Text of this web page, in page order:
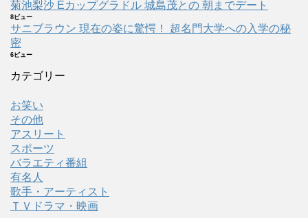
菊池梨沙 Eカップグラドル 城島茂との 朝までデート
8ビュー
サニブラウン 現在の姿に驚愕！ 超名門大学への入学の秘
密
6ビュー
カテゴリー
お笑い
その他
アスリート
スポーツ
バラエティ番組
有名人
歌手・アーティスト
ＴＶドラマ・映画